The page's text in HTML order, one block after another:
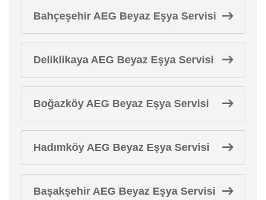
Bahçeşehir AEG Beyaz Eşya Servisi
Deliklikaya AEG Beyaz Eşya Servisi
Boğazköy AEG Beyaz Eşya Servisi
Hadımköy AEG Beyaz Eşya Servisi
Başakşehir AEG Beyaz Eşya Servisi